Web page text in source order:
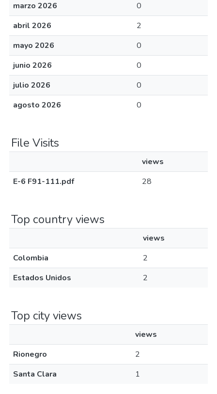
marzo 2026
0
abril 2026
2
mayo 2026
0
junio 2026
0
julio 2026
0
agosto 2026
0
File Visits
views
E-6 F91-111.pdf
28
Top country views
views
Colombia
2
Estados Unidos
2
Top city views
views
Rionegro
2
Santa Clara
1